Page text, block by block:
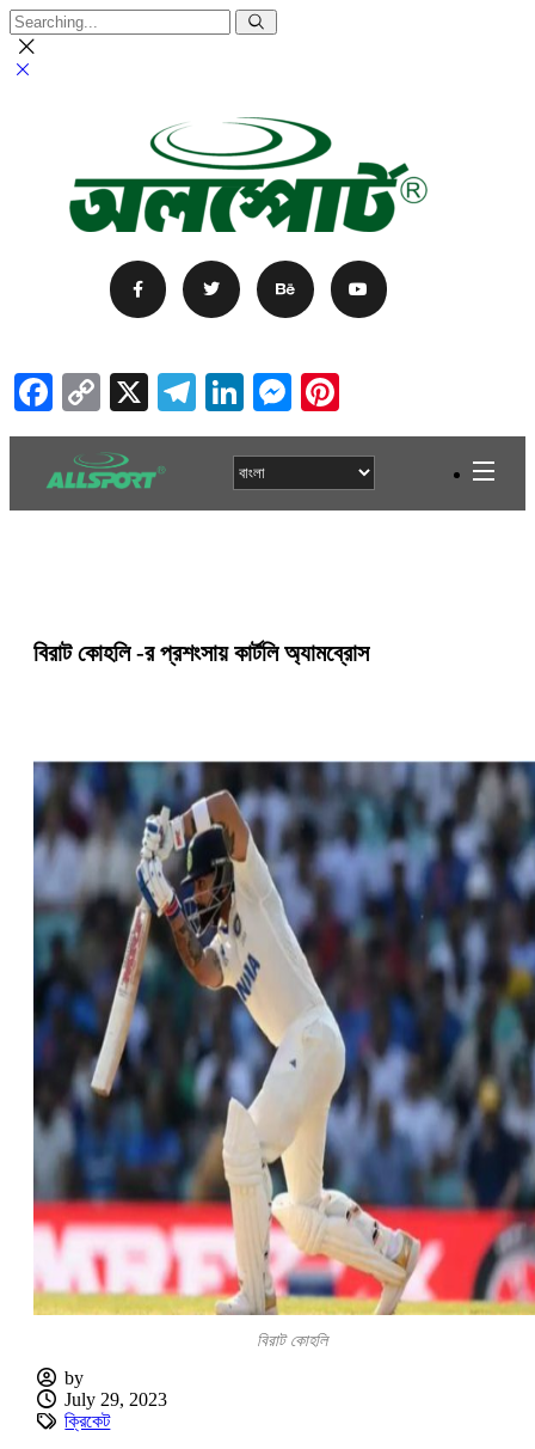
Facebook
Copy
Link
X Telegram
LinkedIn
Messenger
বিরাট কোহলি -র প্রশংসায় কার্টলি অ্যামব্রোস
বিরাট কোহলি
by
July 29, 2023
ক্রিকেট